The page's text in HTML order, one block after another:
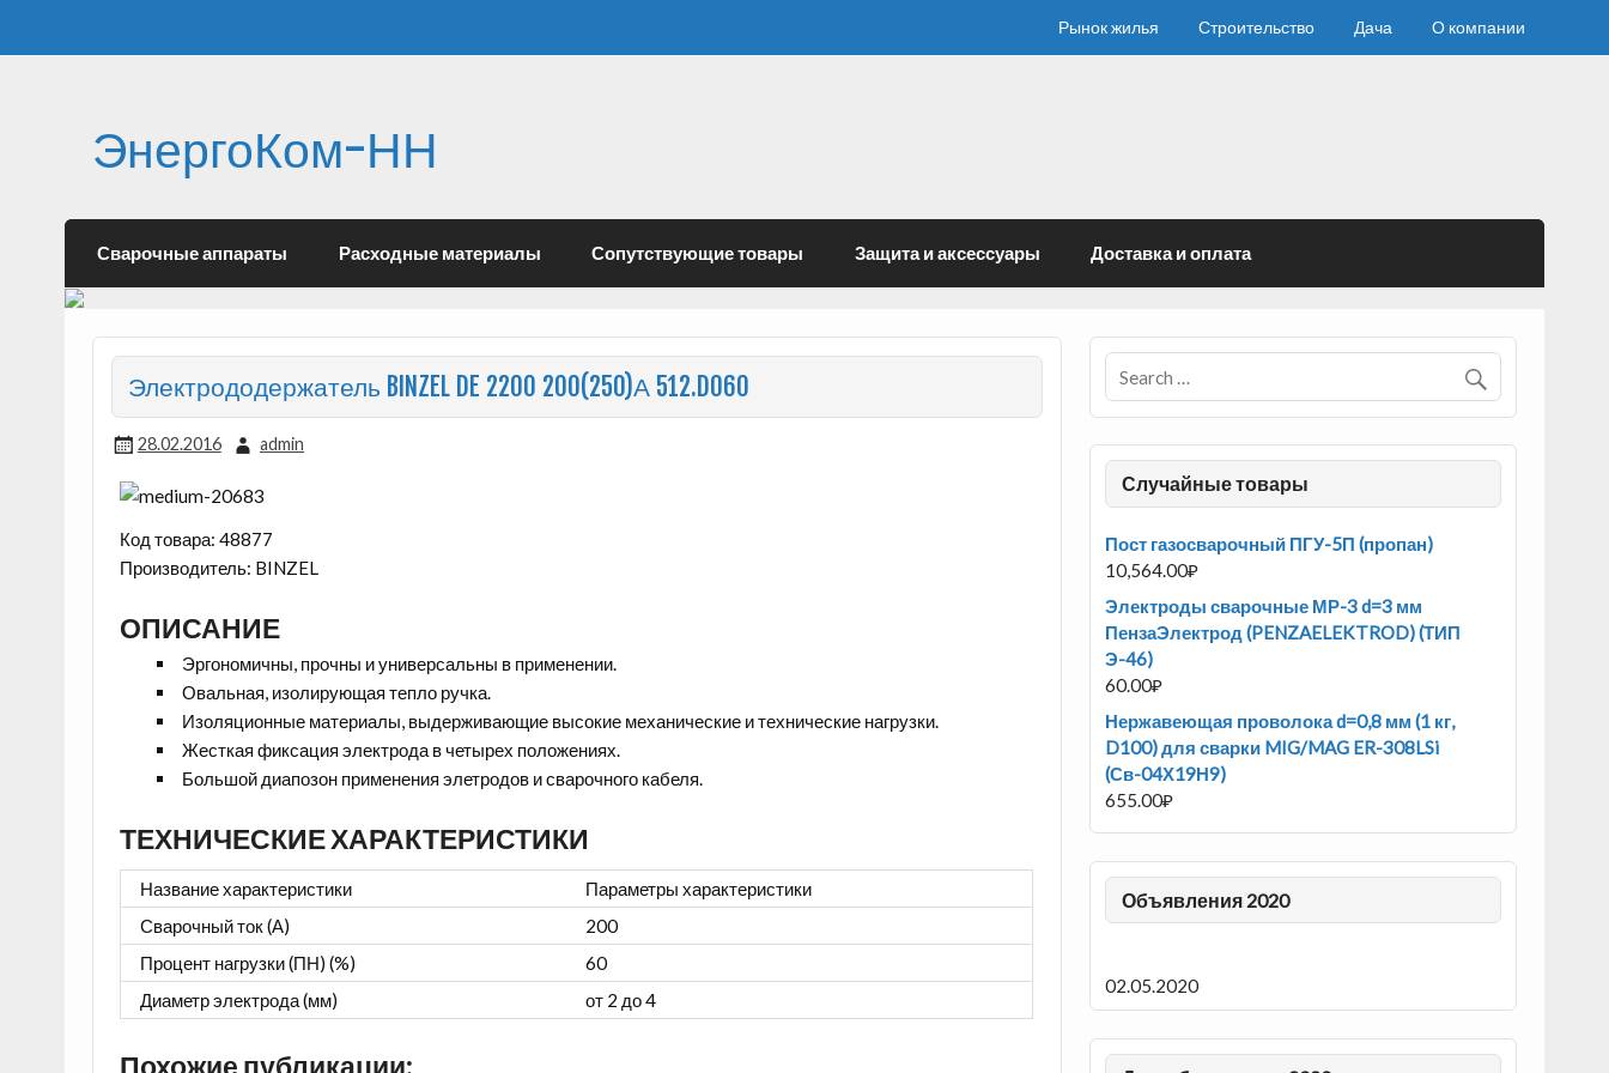
Рынок жилья Строительство Дача О компании
ЭнергоКом-НН
Сварочные аппараты Расходные материалы Сопутствующие товары Защита и аксессуары Доставка и оплата
Электрододержатель BINZEL DE 2200 200(250)А 512.D060
28.02.2016 admin
Код товара: 48877
Производитель: BINZEL
ОПИСАНИЕ
Эргономичны, прочны и универсальны в применении.
Овальная, изолирующая тепло ручка.
Изоляционные материалы, выдерживающие высокие механические и технические нагрузки.
Жесткая фиксация электрода в четырех положениях.
Большой диапозон применения элетродов и сварочного кабеля.
ТЕХНИЧЕСКИЕ ХАРАКТЕРИСТИКИ
Название характеристики
Параметры характеристики
Сварочный ток (А)
200
Процент нагрузки (ПН) (%)
60
Диаметр электрода (мм)
от 2 до 4
Похожие публикации:
Случайные товары
Пост газосварочный ПГУ-5П (пропан)
10,564.00₽
Электроды сварочные МР-3 d=3 мм
ПензаЭлектрод (PENZAELEKTROD) (ТИП
Э-46)
60.00₽
Нержавеющая проволока d=0,8 мм (1 кг,
D100) для сварки MIG/MAG ER-308LSi
(Св-04Х19Н9)
655.00₽
Объявления 2020
02.05.2020